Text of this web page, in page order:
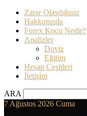
Zarar Olasılığınız
Hakkımızda
Forex Koçu Nedir?
Analizler
Doviz
Eğitim
Hesap Çeşitleri
İletişim
ARA
7 Ağustos 2026 Cuma